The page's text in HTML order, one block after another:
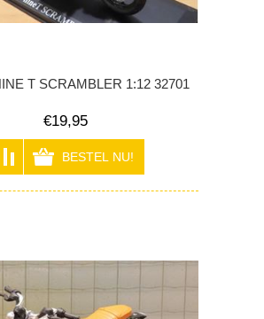
T SCRAMBLER 1:12 32701
€19,95